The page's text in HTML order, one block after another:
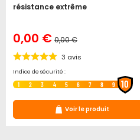
résistance extrême
0,00 € 0,00 €
3 avis
Indice de sécurité :
1 2 3 4 5 6 7 8 9 10
Voir le produit